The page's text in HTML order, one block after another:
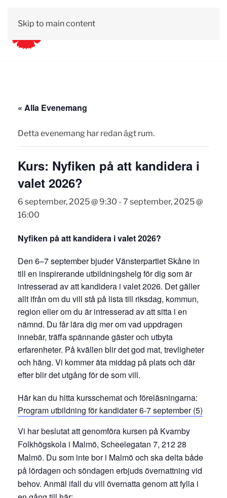
Skip to main content
« Alla Evenemang
Detta evenemang har redan ägt rum.
Kurs: Nyfiken på att kandidera i
valet 2026?
6 september, 2025 @ 9:30 - 7 september, 2025 @
16:00
Nyfiken på att kandidera i valet 2026?
Den 6–7 september bjuder Vänsterpartiet Skåne in
till en inspirerande utbildningshelg för dig som är
intresserad av att kandidera i valet 2026. Det gäller
allt ifrån om du vill stå på lista till riksdag, kommun,
region eller om du är intresserad av att sitta i en
nämnd. Du får lära dig mer om vad uppdragen
innebär, träffa spännande gäster och utbyta
erfarenheter. På kvällen blir det god mat, trevligheter
och häng. Vi kommer äta middag på plats och där
efter blir det utgång för de som vill.
Här kan du hitta kursschemat och föreläsningarna:
Program utbildning för kandidater 6-7 september (5)
Vi har beslutat att genomföra kursen på Kvarnby
Folkhögskola i Malmö, Scheelegatan 7, 212 28
Malmö. Du som inte bor i Malmö och ska delta både
på lördagen och söndagen erbjuds övernattning vid
behov. Anmäl ifall du vill övernatta genom att fylla i